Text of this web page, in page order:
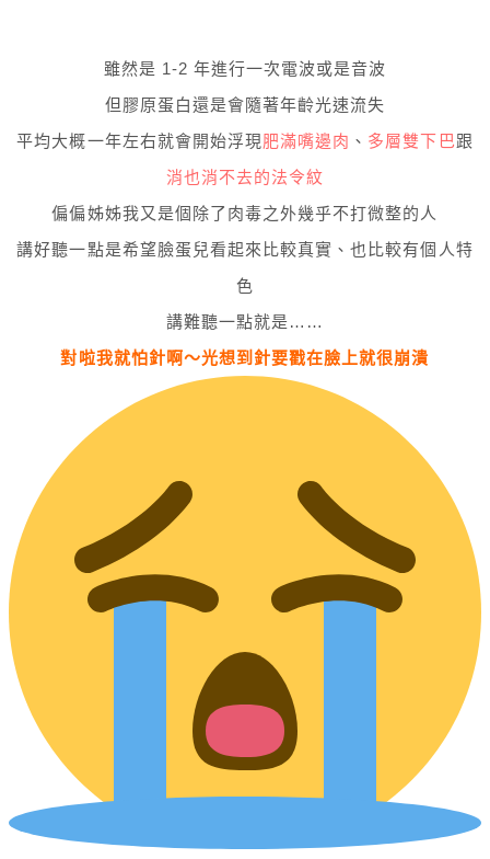
雖然是 1-2 年進行一次電波或是音波
但膠原蛋白還是會隨著年齡光速流失
平均大概一年左右就會開始浮現肥滿嘴邊肉 、 多層雙下巴跟
消也消不去的法令紋
偏偏姊姊我又是個除了肉毒之外幾乎不打微整的人
講好聽一點是希望臉蛋兒看起來比較真實、也比較有個人特
色
講難聽一點就是……
對啦我就怕針啊～光想到針要戳在臉上就很崩潰